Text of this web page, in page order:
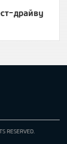
драйву
RESERVED.